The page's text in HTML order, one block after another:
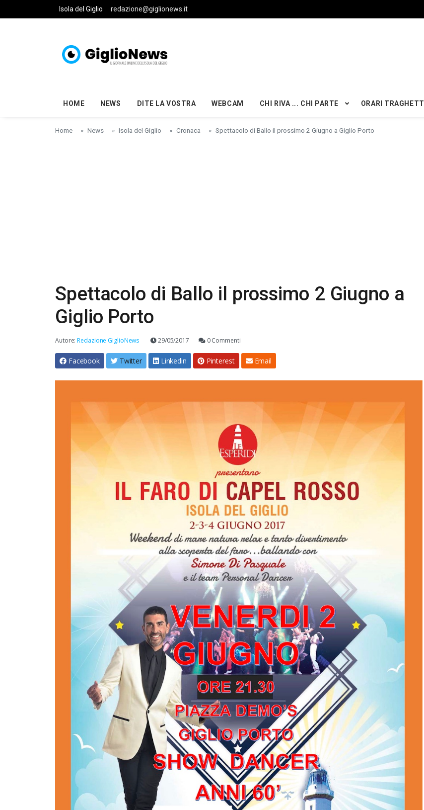
Skip to main content
Isola del Giglio redazione@giglionews.it
HOME NEWS DITE LA VOSTRA WEBCAM CHI RIVA ... CHI PARTE ORARI TRAGHETTI
Home News Isola del Giglio Cronaca Spettacolo di Ballo il prossimo 2 Giugno a Giglio Porto
Spettacolo di Ballo il prossimo 2 Giugno a
Giglio Porto
Autore:Redazione GiglioNews 29/05/2017 0 Commenti
Facebook Twitter Linkedin Pinterest Email